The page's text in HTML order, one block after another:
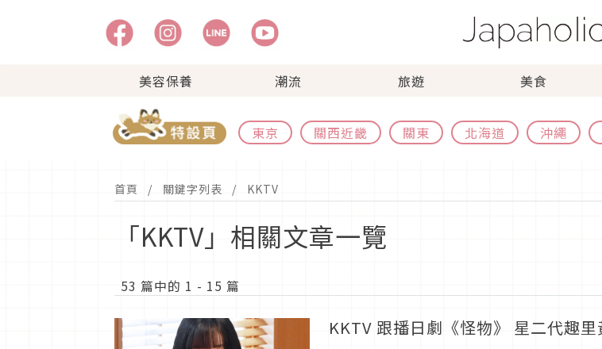
美容保養 潮流 旅遊 美食
東京 關西近畿 關東 北海道 沖繩
首頁 關鍵字列表 KKTV
「KKTV」相關文章一覽
53 篇中的 1 - 15 篇
KKTV 跟播日劇《怪物》 星二代趣